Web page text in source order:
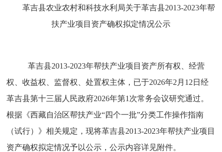
革吉县农业农村和科技水利局关于革吉县2013-2023年帮
扶产业项目资产确权拟定情况公示
革吉县2013-2023年帮扶产业项目资产所有权、经营
权、收益权、监督权、处置权主体，已于2026年2 月 12 日经
革吉县第十三届 人民政府2026年第1 次常务会议研究通过。
根据《西藏自治区帮扶产业“四个一批”分类工作操作指南
（试行）》相关规定，现将革吉县2013-2023年帮扶产业项目
资产确权拟定情况予以公示，公示内容详见附件。